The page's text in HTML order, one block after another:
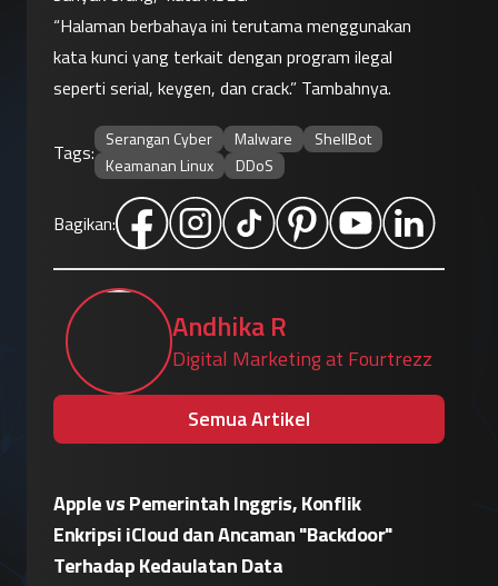
“Halaman berbahaya ini terutama menggunakan
kata kunci yang terkait dengan program ilegal
seperti serial, keygen, dan crack.” Tambahnya.
Tags:
Serangan Cyber Malware
ShellBot
Keamanan Linux
DDoS
Bagikan:
Andhika R
Digital Marketing at Fourtrezz
Semua Artikel
Apple vs Pemerintah Inggris, Konflik
Enkripsi iCloud dan Ancaman "Backdoor"
Terhadap Kedaulatan Data